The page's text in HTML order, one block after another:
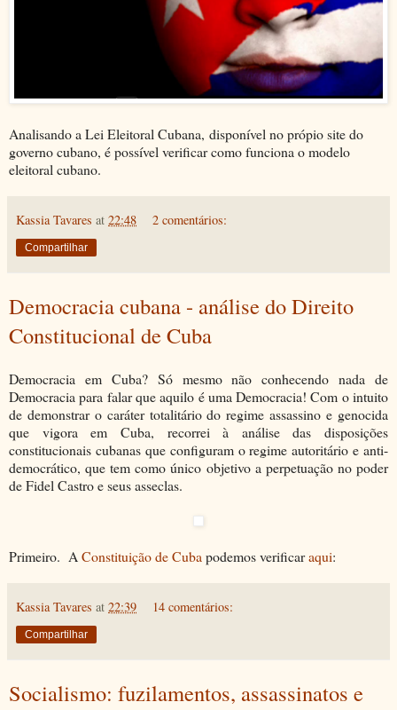
Analisando a Lei Eleitoral Cubana, disponível no própio site do
governo cubano, é possível verificar como funciona o modelo
eleitoral cubano.
Kassia Tavares at 22:48 2 comentários:
Compartilhar
Democracia cubana - análise do Direito
Constitucional de Cuba
Democracia em Cuba? Só mesmo não conhecendo nada de
Democracia para falar que aquilo é uma Democracia! Com o intuito
de demonstrar o caráter totalitário do regime assassino e genocida
que vigora em Cuba, recorrei à análise das disposições
constitucionais cubanas que configuram o regime autoritário e anti-
democrático, que tem como único objetivo a perpetuação no poder
de Fidel Castro e seus asseclas.
Primeiro. AConstituição de Cubapodemos verificaraqui:
Kassia Tavares at 22:39 14 comentários:
Compartilhar
Socialismo: fuzilamentos, assassinatos e